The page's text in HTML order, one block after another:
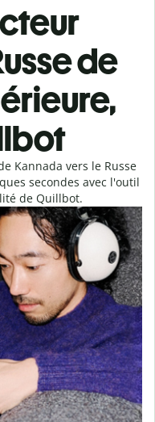
de
Kannada vers le Russe
secondes avec l'outil
de Quillbot.